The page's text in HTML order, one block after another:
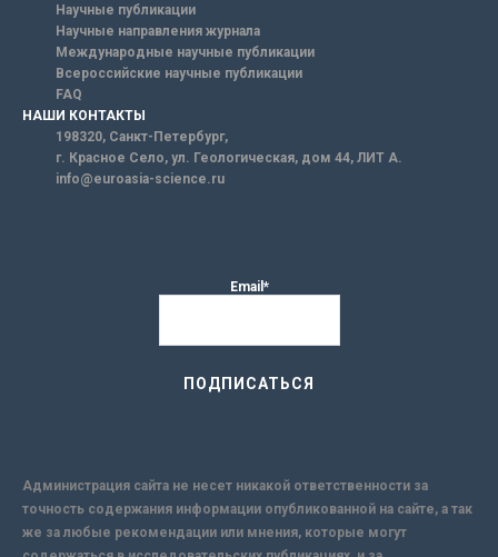
Научные публикации
Научные направления журнала
Международные научные публикации
Всероссийские научные публикации
FAQ
НАШИ КОНТАКТЫ
198320, Санкт-Петербург,
г. Красное Село, ул. Геологическая, дом 44, ЛИТ А.
info@euroasia-science.ru
Email*
Администрация сайта не несет никакой ответственности за
точность содержания информации опубликованной на сайте, а так
же за любые рекомендации или мнения, которые могут